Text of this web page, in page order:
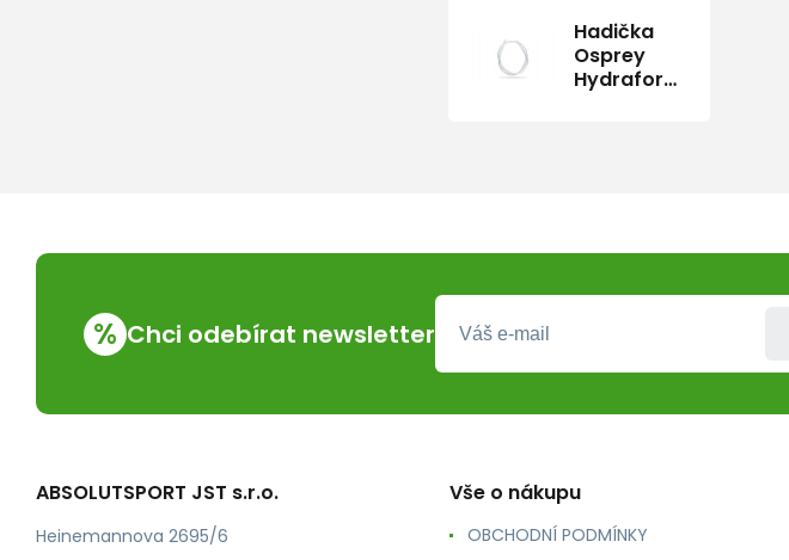
Hadička
Osprey
Hydraform
% Chci odebírat newsletter
ABSOLUTSPORT JST s.r.o.
Heinemannova 2695/6
Vše o nákupu
OBCHODNÍ PODMÍNKY